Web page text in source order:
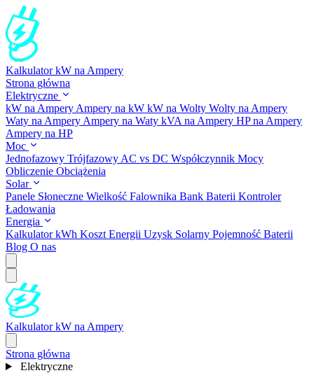
Kalkulator kW na Ampery
Strona główna
Elektryczne
kW na Ampery Ampery na kW kW na Wolty Wolty na Ampery
Waty na Ampery Ampery na Waty kVA na Ampery HP na Ampery
Ampery na HP
Moc
Jednofazowy Trójfazowy AC vs DC Współczynnik Mocy
Obliczenie Obciążenia
Solar
Panele Słoneczne Wielkość Falownika Bank Baterii Kontroler
Ładowania
Energia
Kalkulator kWh Koszt Energii Uzysk Solarny Pojemność Baterii
Blog O nas
Kalkulator kW na Ampery
Strona główna
Elektryczne